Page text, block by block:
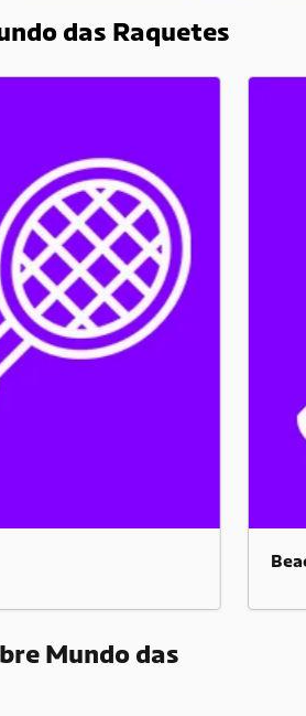
Mundo das
das Raquetes